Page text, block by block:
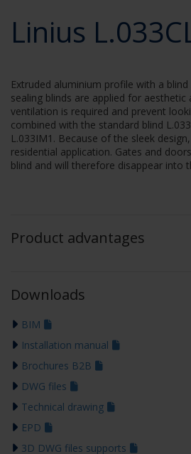
Linius
Extruded aluminium profile with a
sealing blinds are applied for
ventilation is required and prevent
combined with the standard blind
L.033IM1. Because of the sleek
residential application. Gates and
blind and will therefore disappear into
Product advantages
Downloads
BIM
Installation manual
Brochures B2B
DWG files
Technical drawing
EPD
3D DWG files supports